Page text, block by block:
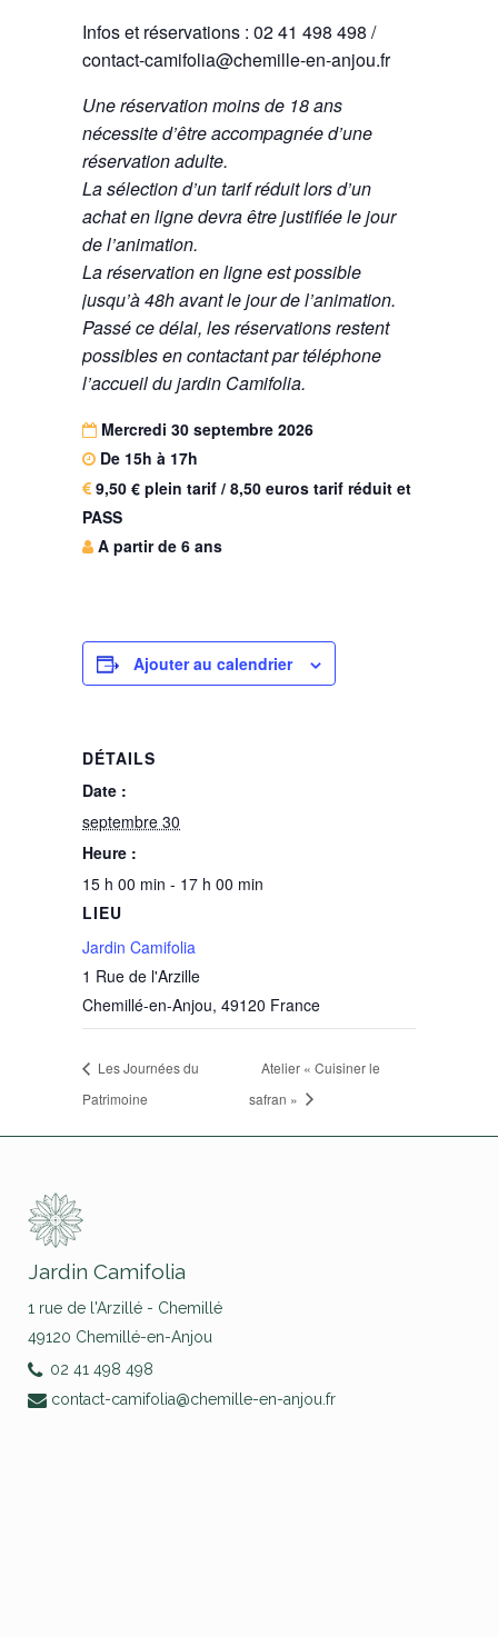
Infos et réservations : 02 41 498 498 /
contact-camifolia@chemille-en-anjou.fr
Une réservation moins de 18 ans
nécessite d’être accompagnée d’une
réservation adulte.
La sélection d’un tarif réduit lors d’un
achat en ligne devra être justifiée le jour
de l’animation.
La réservation en ligne est possible
jusqu’à 48h avant le jour de l’animation.
Passé ce délai, les réservations restent
possibles en contactant par téléphone
l’accueil du jardin Camifolia.
Mercredi 30 septembre 2026
De 15h à 17h
9,50 € plein tarif / 8,50 euros tarif réduit et
PASS
A partir de 6 ans
Ajouter au calendrier
DÉTAILS
Date :
septembre 30
Heure :
15 h 00 min - 17 h 00 min
LIEU
Jardin Camifolia
1 Rue de l'Arzille
Chemillé-en-Anjou, 49120 France
Les Journées du
Patrimoine
Atelier « Cuisiner le
safran »
Jardin Camifolia
1 rue de l'Arzillé - Chemillé
49120 Chemillé-en-Anjou
02 41 498 498
contact-camifolia@chemille-en-anjou.fr